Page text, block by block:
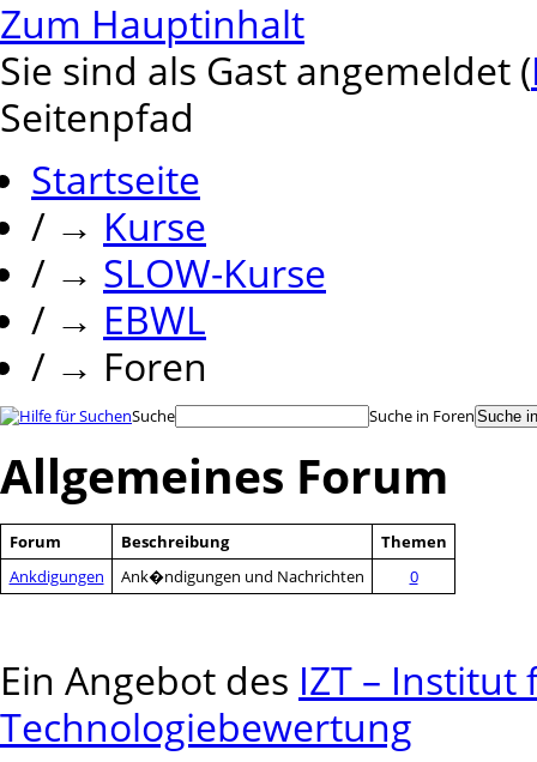
Zum Hauptinhalt
Sie sind als Gast angemeldet (
Seitenpfad
Startseite
/ → Kurse
/ → SLOW-Kurse
/ → EBWL
/ → Foren
Suche Suche in Foren
Allgemeines Forum
Forum Beschreibung
Themen
Ankdigungen
Ank�ndigungen und Nachrichten 0
Ein Angebot des IZT –
Technologiebewertung